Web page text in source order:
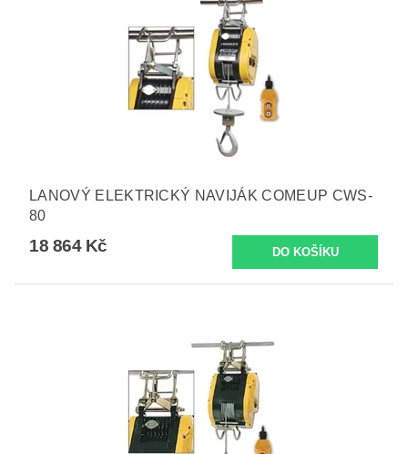
LANOVÝ ELEKTRICKÝ NAVIJÁK COMEUP CWS-
80
18 864 Kč